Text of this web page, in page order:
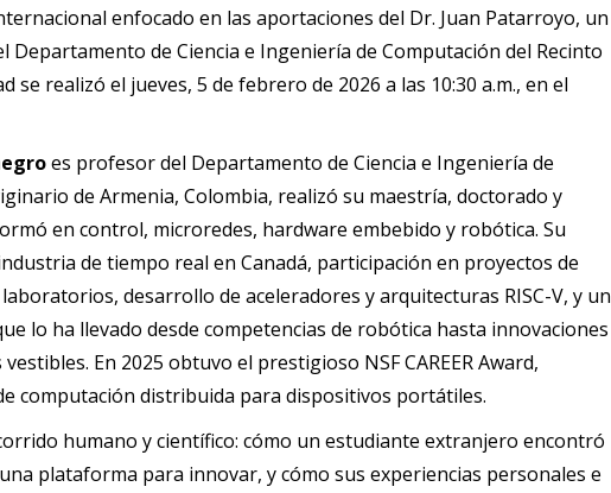
enfocado en las aportaciones del Dr. Juan Patarroyo, un
Departamento de Ciencia e Ingeniería de Computación del Recinto
se realizó el jueves, 5 de febrero de 2026 a las 10:30 a.m., en el
es profesor del Departamento de Ciencia e Ingeniería de
de Armenia, Colombia, realizó su maestría, doctorado y
en control, microredes, hardware embebido y robótica. Su
de tiempo real en Canadá, participación en proyectos de
desarrollo de aceleradores y arquitecturas RISC-V, y un
lo ha llevado desde competencias de robótica hasta innovaciones
En 2025 obtuvo el prestigioso NSF CAREER Award,
computación distribuida para dispositivos portátiles.
humano y científico: cómo un estudiante extranjero encontró
plataforma para innovar, y cómo sus experiencias personales e